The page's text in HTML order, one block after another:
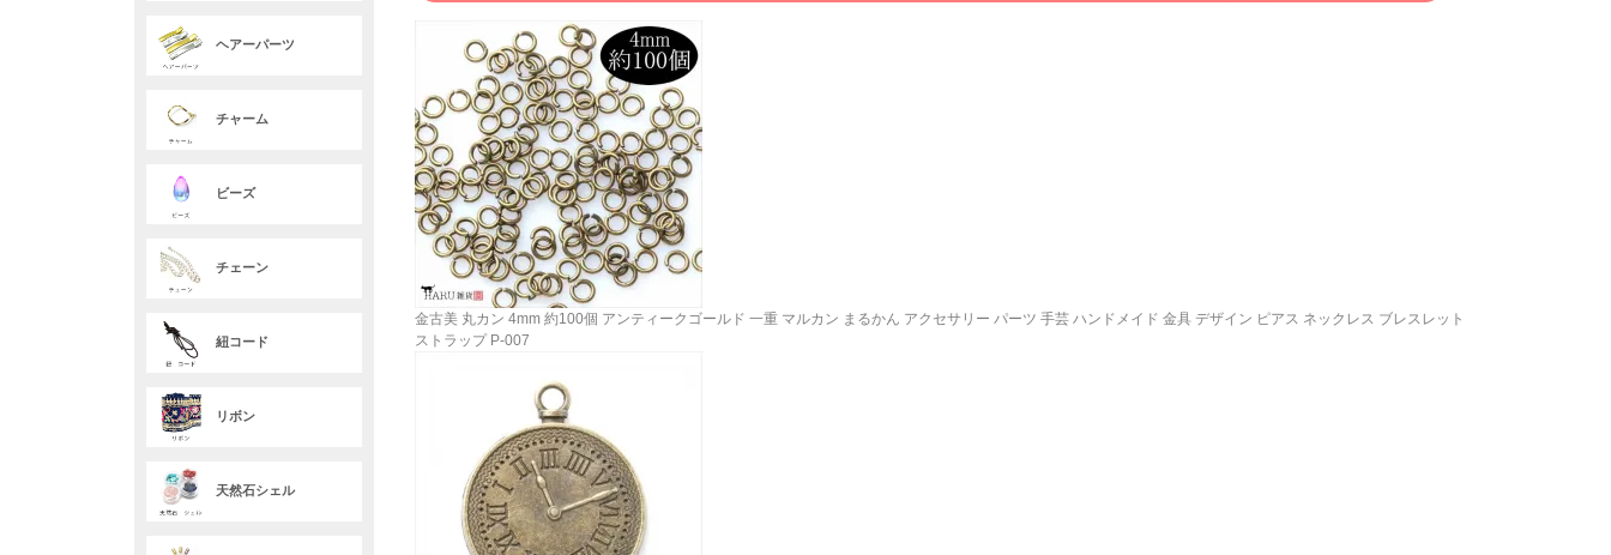
ヘアーパーツ
チャーム
ビーズ
チェーン
紐コード
リボン
天然石シェル
金古美 丸カン 4mm 約100個 アンティークゴールド 一重 マルカン まるかん アクセサリー パーツ 手芸 ハンドメイド 金具 デザイン ピアス ネックレス ブレスレット
ストラップ P-007